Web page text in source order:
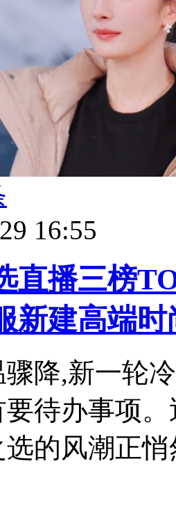
16:55
直播三榜
新建高端时
降,新一轮
待办事项
的风潮正悄